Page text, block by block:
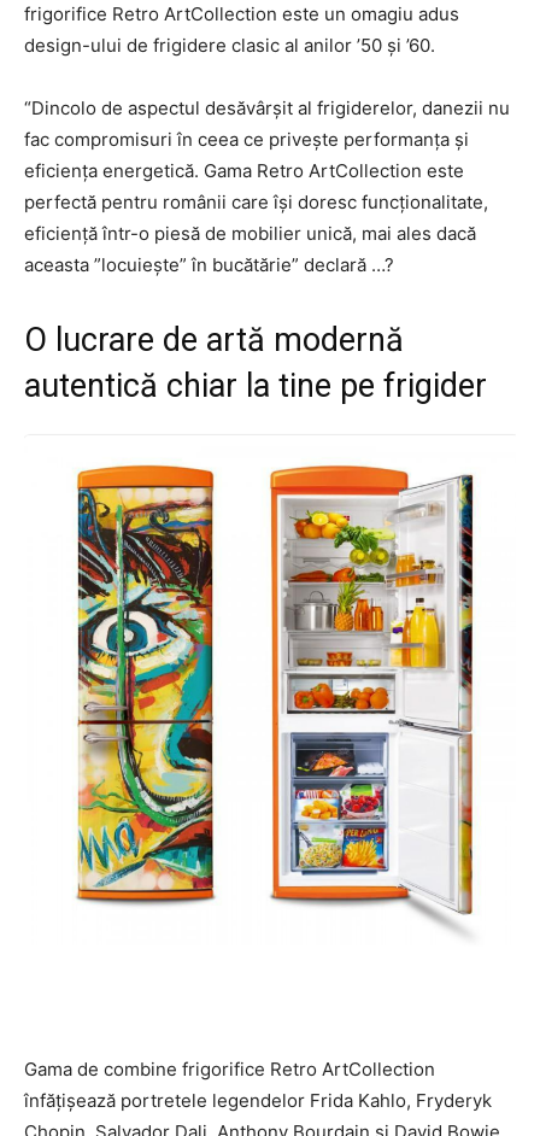
frigorifice Retro ArtCollection este un omagiu adus
design-ului de frigidere clasic al anilor ’50 și ’60.
“Dincolo de aspectul desăvârșit al frigiderelor, danezii nu
fac compromisuri în ceea ce privește performanța și
eficiența energetică. Gama Retro ArtCollection este
perfectă pentru românii care își doresc funcționalitate,
eficiență într-o piesă de mobilier unică, mai ales dacă
aceasta ”locuiește” în bucătărie” declară …?
O lucrare de artă modernă
autentică chiar la tine pe frigider
Gama de combine frigorifice Retro ArtCollection
înfățișează portretele legendelor Frida Kahlo, Fryderyk